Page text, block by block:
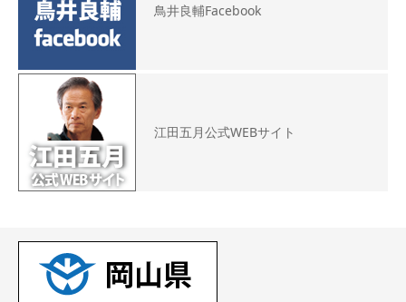
鳥井良輔Facebook
江田五月公式WEBサイト